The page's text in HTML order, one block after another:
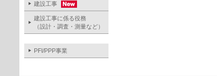
建設工事
建設工事に係る役務
（設計・調査・測量など）
PFI/PPP事業